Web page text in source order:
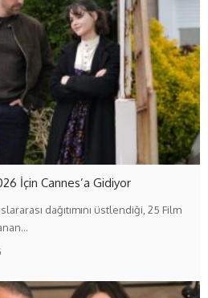
İçin Cannes’a Gidiyor
dağıtımını üstlendiği, 25 Film